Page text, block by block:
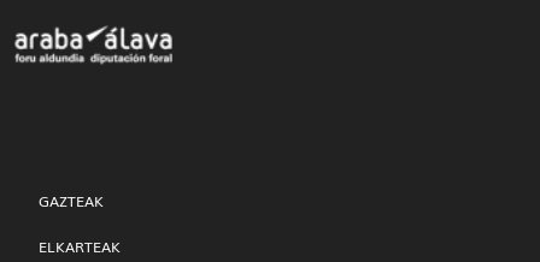
GAZTEAK
ELKARTEAK